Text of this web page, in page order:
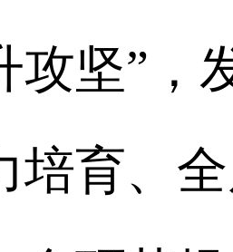
攻坚”，
培育、